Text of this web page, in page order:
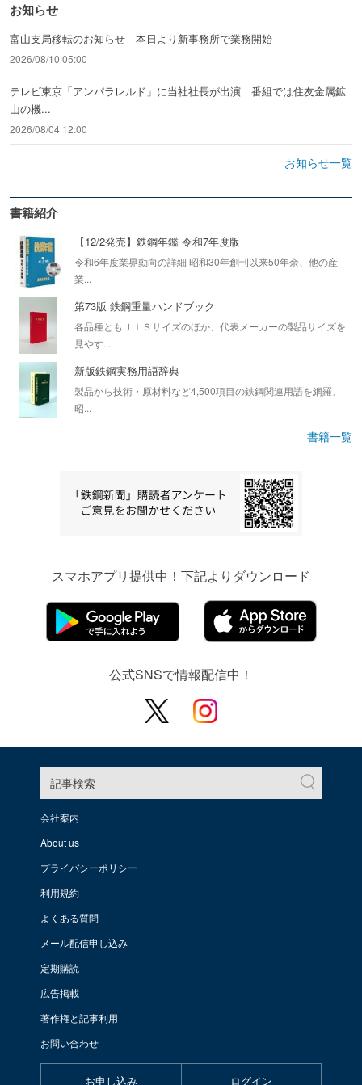
お知らせ
富山支局移転のお知らせ 本日より新事務所で業務開始
2026/08/10 05:00
テレビ東京「アンパラレルド」に当社社長が出演 番組では住友金属鉱
山の機...
2026/08/04 12:00
お知らせ一覧
書籍紹介
【12/2発売】鉄鋼年鑑 令和7年度版
令和6年度業界動向の詳細 昭和30年創刊以来50年余、他の産
業...
第73版 鉄鋼重量ハンドブック
各品種ともＪＩＳサイズのほか、代表メーカーの製品サイズを
見やす...
新版鉄鋼実務用語辞典
製品から技術・原材料など4,500項目の鉄鋼関連用語を網羅、
昭...
書籍一覧
スマホアプリ提供中！下記よりダウンロード
公式SNSで情報配信中！
記事検索
会社案内
About us
プライバシーポリシー
利用規約
よくある質問
メール配信申し込み
定期購読
広告掲載
著作権と記事利用
お問い合わせ
お申し込み ログイン